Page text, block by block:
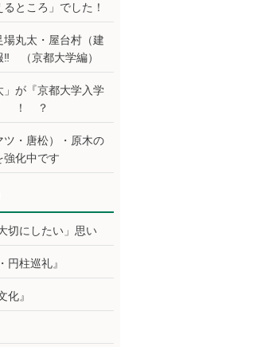
ところ」でした！
場丸太・屋台村（建
‼ （京都大学編）
」が『京都大学入学
』 ！ ？
ツ・唐松）・原木の
強化中です
切にしたい」思い
円柱巡礼』
化』